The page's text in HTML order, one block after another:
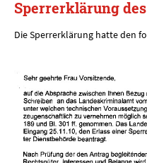
Sperrerklärung
Die Sperrerklärung hatte den